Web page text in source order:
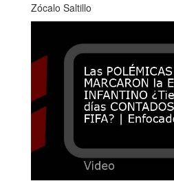
Zócalo Saltillo